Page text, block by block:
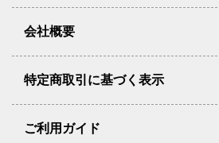
会社概要
特定商取引に基づく表示
ご利用ガイド